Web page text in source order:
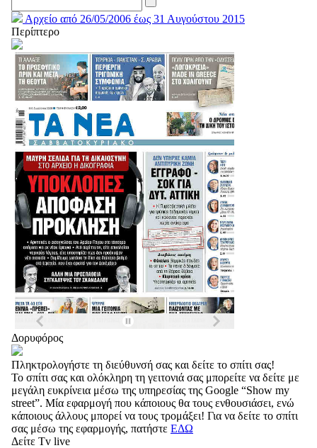
Αρχείο από 26/05/2006 έως 31 Αυγούστου 2015
Περίπτερο
Δορυφόρος
Πληκτρολογήστε τη διεύθυνσή σας και δείτε το σπίτι σας!
Το σπίτι σας και ολόκληρη τη γειτονιά σας μπορείτε να δείτε με
μεγάλη ευκρίνεια μέσω της υπηρεσίας της Google “Show my
street”. Μία εφαρμογή που κάποιους θα τους ενθουσιάσει, ενώ
κάποιους άλλους μπορεί να τους τρομάξει! Για να δείτε το σπίτι
σας μέσω της εφαρμογής, πατήστε ΕΔΩ
Δείτε Tv live